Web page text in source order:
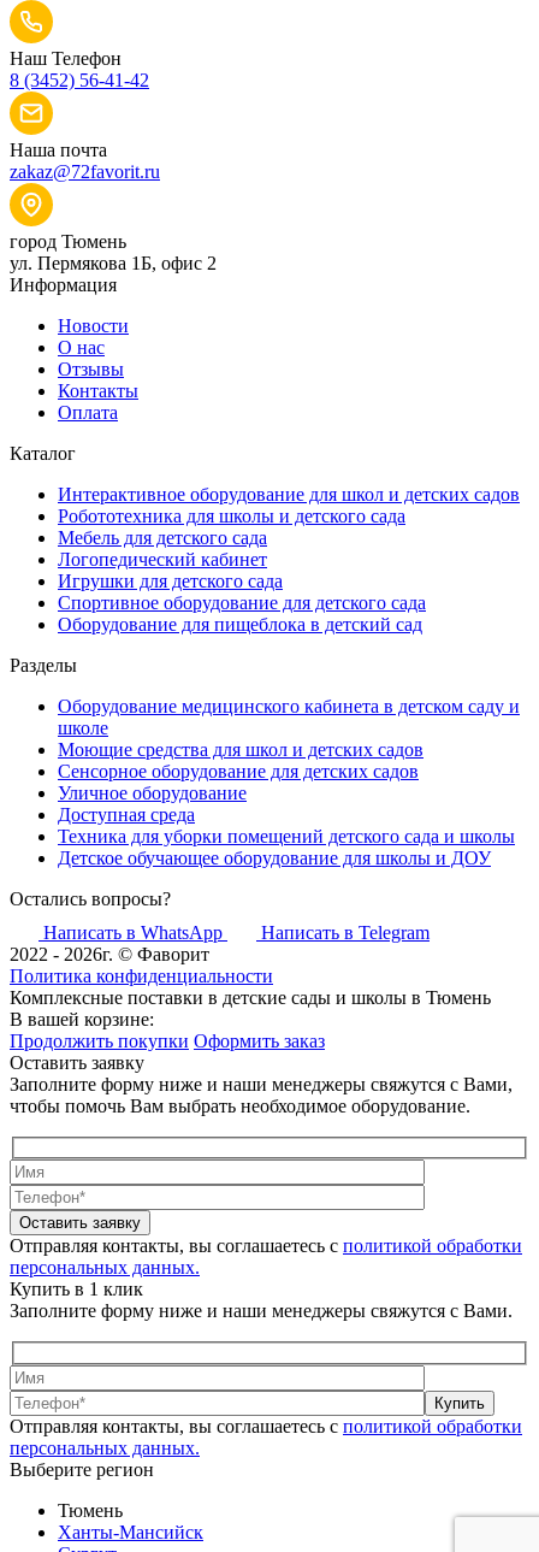
Наш Телефон
8 (3452) 56-41-42
Наша почта
zakaz@72favorit.ru
город Тюмень
ул. Пермякова 1Б, офис 2
Информация
Новости
О нас
Отзывы
Контакты
Оплата
Каталог
Интерактивное оборудование для школ и детских садов
Робототехника для школы и детского сада
Мебель для детского сада
Логопедический кабинет
Игрушки для детского сада
Спортивное оборудование для детского сада
Оборудование для пищеблока в детский сад
Разделы
Оборудование медицинского кабинета в детском саду и
школе
Моющие средства для школ и детских садов
Сенсорное оборудование для детских садов
Уличное оборудование
Доступная среда
Техника для уборки помещений детского сада и школы
Детское обучающее оборудование для школы и ДОУ
Остались вопросы?
Написать в WhatsApp
Написать в Telegram
2022 - 2026г. © Фаворит
Политика конфиденциальности
Комплексные поставки в детские сады и школы в Тюмень
В вашей корзине:
Продолжить покупки Оформить заказ
Оставить заявку
Заполните форму ниже и наши менеджеры свяжутся с Вами,
чтобы помочь Вам выбрать необходимое оборудование.
Оставить заявку
Отправляя контакты, вы соглашаетесь с политикой обработки
персональных данных.
Купить в 1 клик
Заполните форму ниже и наши менеджеры свяжутся с Вами.
Купить
Отправляя контакты, вы соглашаетесь с политикой обработки
персональных данных.
Выберите регион
Тюмень
Ханты-Мансийск